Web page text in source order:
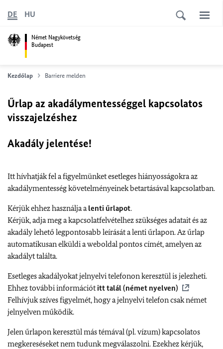
Német Nagykövetség
Budapest
DE HU
Kezdőlap Barriere melden
Űrlap az akadálymentességgel kapcsolatos
visszajelzéshez
Akadály jelentése!
Itt hívhatják fel a figyelmünket esetleges hiányosságokra az
akadálymentesség követelményeinek betartásával kapcsolatban.
Kérjük ehhez használja alenti űrlapot.
Kérjük, adja meg a kapcsolatfelvételhez szükséges adatait és az
akadály lehető legpontosabb leírását a lenti űrlapon. Az űrlap
automatikusan elküldi a weboldal pontos címét, amelyen az
akadályt találta.
Esetleges akadályokat jelnyelvi telefonon keresztül is jelezheti.
Ehhez további információtitt talál (német nyelven)
Felhívjuk szíves figyelmét, hogy a jelnyelvi telefon csak német
jelnyelven működik.
Jelen űrlapon keresztül más témával (pl. vízum) kapcsolatos
megkereséseket nem tudunk megválaszolni. Ezekhez kérjük,